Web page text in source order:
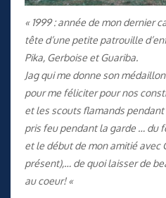
« 1999 : année de mon dernier
tête d’une petite patrouille
Pika, Gerboise et Guariba.
Jag qui me donne son
pour me féliciter pour nos
et les scouts flamands
pris feu pendant la garde … du
et le début de mon amitié avec
présent),… de quoi laisser de
au coeur! «